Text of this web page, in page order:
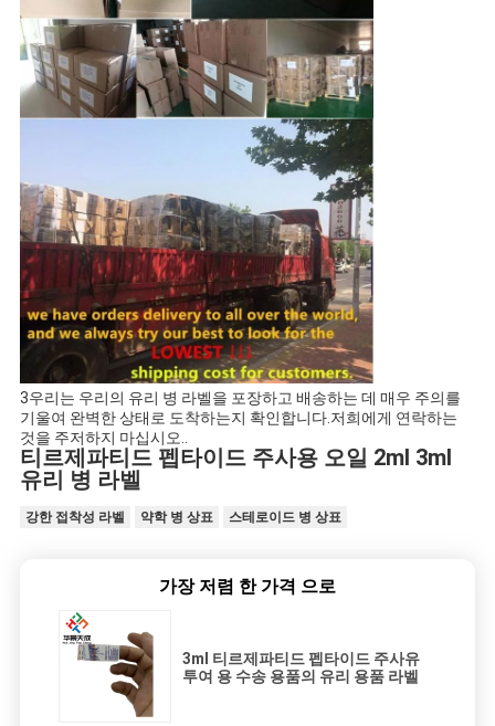
3우리는 우리의 유리 병 라벨을 포장하고 배송하는 데 매우 주의를
기울여 완벽한 상태로 도착하는지 확인합니다.저희에게 연락하는
것을 주저하지 마십시오..
티르제파티드 펩타이드 주사용 오일 2ml 3ml
유리 병 라벨
강한 접착성 라벨 약학 병 상표 스테로이드 병 상표
가장 저렴 한 가격 으로
3ml 티르제파티드 펩타이드 주사유
투여 용 수송 용품의 유리 용품 라벨